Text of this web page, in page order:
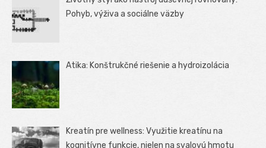
Pohyb, výživa a sociálne väzby
Atika: Konštrukčné riešenie a hydroizolácia
Kreatín pre wellness: Využitie kreatínu na
kognitívne funkcie, nielen na svalovú hmotu